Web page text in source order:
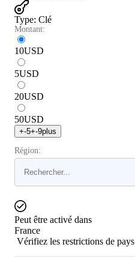
Type: Clé
Montant:
10USD
5USD
20USD
50USD
+-5+-9plus
Région:
Peut être activé dans
France
Vérifiez les restrictions de pays